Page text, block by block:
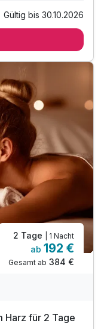
& Außenpool
Aufenthalt
Gültig bis 30.10.2026
2 Tage | 1 Nacht
ab 192 €
Gesamt ab 384 €
Harz für 2 Tage